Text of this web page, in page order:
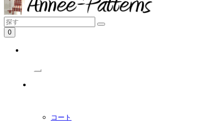
0
コート